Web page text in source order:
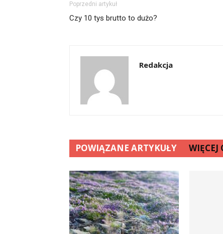
Poprzedni artykuł
Czy 10 tys brutto to dużo?
Redakcja
POWIĄZANE ARTYKUŁY